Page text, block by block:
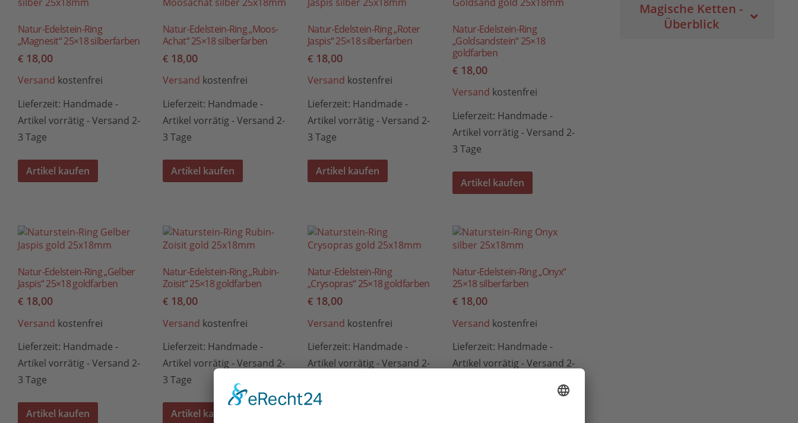
Natur-Edelstein-Ring
„Magnesit“ 25×18 silberfarben
€ 18,00
Versand kostenfrei
Lieferzeit: Handmade -
Artikel vorrätig - Versand 2-
3 Tage
Artikel kaufen
Natur-Edelstein-Ring „Moos-
Achat“ 25×18 silberfarben
€ 18,00
Versand kostenfrei
Lieferzeit: Handmade -
Artikel vorrätig - Versand 2-
3 Tage
Artikel kaufen
Natur-Edelstein-Ring „Roter
Jaspis“ 25×18 silberfarben
€ 18,00
Versand kostenfrei
Lieferzeit: Handmade -
Artikel vorrätig - Versand 2-
3 Tage
Artikel kaufen
Natur-Edelstein-Ring
„Goldsandstein“ 25×18
goldfarben
€ 18,00
Versand kostenfrei
Lieferzeit: Handmade -
Artikel vorrätig - Versand 2-
3 Tage
Artikel kaufen
Natur-Edelstein-Ring „Gelber
Jaspis“ 25×18 goldfarben
€ 18,00
Versand kostenfrei
Lieferzeit: Handmade -
Artikel vorrätig - Versand 2-
3 Tage
Artikel kaufen
Natur-Edelstein-Ring „Rubin-
Zoisit“ 25×18 goldfarben
€ 18,00
Versand kostenfrei
Lieferzeit: Handmade -
Artikel vorrätig - Versand 2-
3 Tage
Artikel kaufen
Natur-Edelstein-Ring
„Crysopras“ 25×18 goldfarben
€ 18,00
Versand kostenfrei
Lieferzeit: Handmade -
Artikel vorrätig - Versand 2-
Natur-Edelstein-Ring „Onyx“
25×18 silberfarben
€ 18,00
Versand kostenfrei
Lieferzeit: Handmade -
Artikel vorrätig - Versand 2-
Magische Ketten -
Überblick